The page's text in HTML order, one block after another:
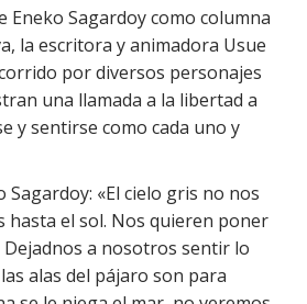
Eneko Sagardoy como columna
la escritora y animadora Usue
por diversos personajes
una llamada a la libertad a
y sentirse como cada uno y
Sagardoy: «El cielo gris no nos
hasta el sol. Nos quieren poner
Dejadnos a nosotros sentir lo
alas del pájaro son para